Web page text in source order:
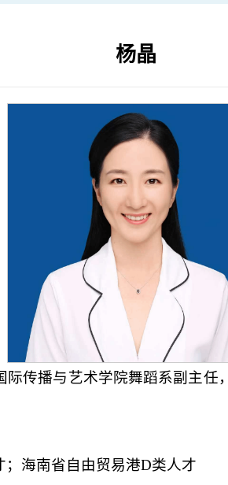
杨晶
传播与艺术学院舞蹈系副主
海南省自由贸易港D类人才